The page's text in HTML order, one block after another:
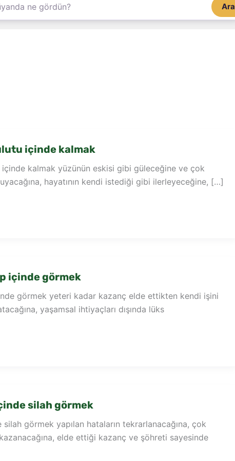
Ara
içinde kalmak
kalmak yüzünün eskisi gibi güleceğine ve çok
hayatının kendi istediği gibi ilerleyeceğine, […]
içinde görmek
görmek yeteri kadar kazanç elde ettikten kendi işini
yaşamsal ihtiyaçları dışında lüks
silah görmek
görmek yapılan hataların tekrarlanacağına, çok
elde ettiği kazanç ve şöhreti sayesinde